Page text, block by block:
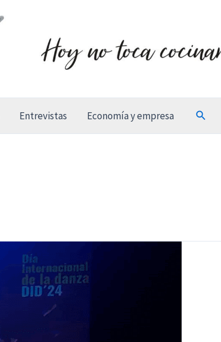
Entrevistas Economía y empresa Buscar